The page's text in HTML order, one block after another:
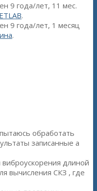
9 года/лет, 11 мес.
.
9 года/лет, 1 месяц
.
обработать
записанные а
длиной
вычисления СКЗ , где